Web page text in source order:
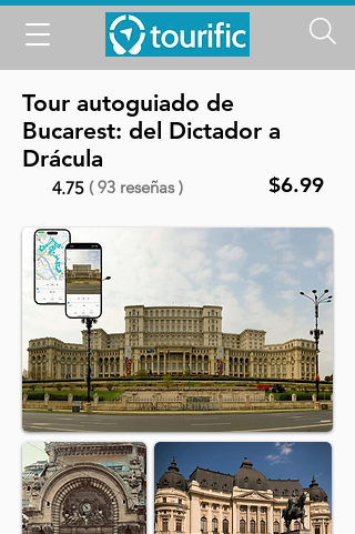
Tour autoguiado de
Bucarest: del Dictador a
Drácula
4.75 ( 93 reseñas ) $6.99